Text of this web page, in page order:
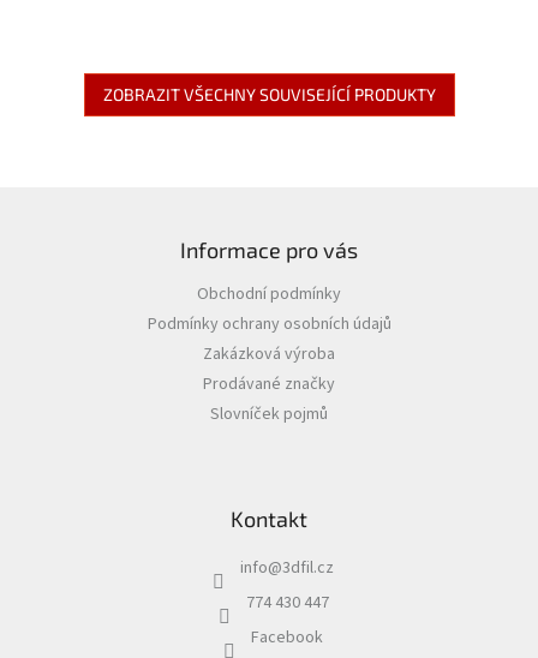
ZOBRAZIT VŠECHNY SOUVISEJÍCÍ PRODUKTY
Informace pro vás
Obchodní podmínky
Podmínky ochrany osobních údajů
Zakázková výroba
Prodávané značky
Slovníček pojmů
Kontakt
info@3dfil.cz
774 430 447
Facebook